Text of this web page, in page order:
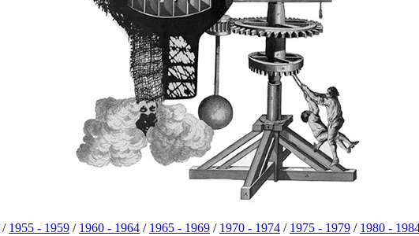
/ 1955 - 1959 / 1960 - 1964 / 1965 - 1969 / 1970 - 1974 / 1975 - 1979 / 1980 -